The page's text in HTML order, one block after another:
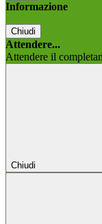
Informazione
Chiudi
Attendere...
Attendere il
Chiudi